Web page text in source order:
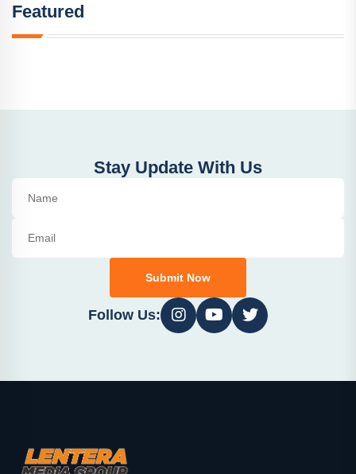
Featured
Stay Update With Us
Submit Now
Follow Us: